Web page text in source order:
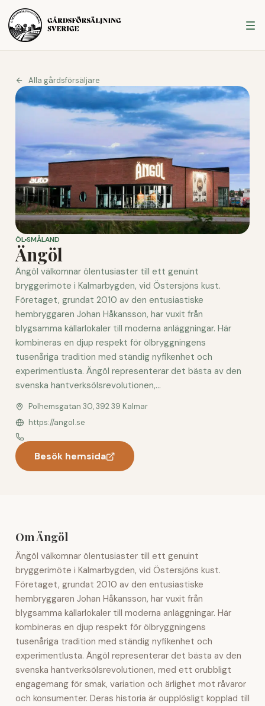
Alla gårdsförsäljare
ÖLSMÅLAND
Ängöl
Ängöl välkomnar ölentusiaster till ett genuint
bryggerimöte i Kalmarbygden, vid Östersjöns kust.
Företaget, grundat 2010 av den entusiastiske
hembryggaren Johan Håkansson, har vuxit från
blygsamma källarlokaler till moderna anläggningar. Här
kombineras en djup respekt för ölbryggningens
tusenåriga tradition med ständig nyfikenhet och
experimentlusta. Ängöl representerar det bästa av den
svenska hantverksölsrevolutionen,...
Polhemsgatan 30, 392 39 Kalmar
https://angol.se
Besök hemsida
Om Ängöl
Ängöl välkomnar ölentusiaster till ett genuint
bryggerimöte i Kalmarbygden, vid Östersjöns kust.
Företaget, grundat 2010 av den entusiastiske
hembryggaren Johan Håkansson, har vuxit från
blygsamma källarlokaler till moderna anläggningar. Här
kombineras en djup respekt för ölbryggningens
tusenåriga tradition med ständig nyfikenhet och
experimentlusta. Ängöl representerar det bästa av den
svenska hantverksölsrevolutionen, med ett orubbligt
engagemang för smak, variation och ärlighet mot råvaror
och konsumenter. Deras historia är oupplösligt kopplad till